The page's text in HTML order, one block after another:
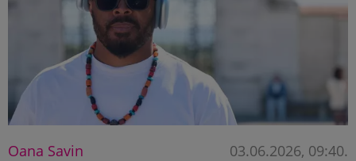
Oana Savin 03.06.2026, 09:40.